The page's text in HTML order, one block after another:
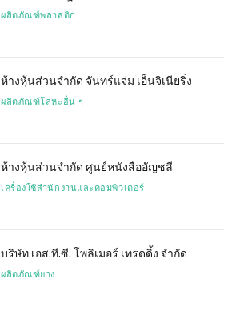
ผลิตภัณฑ์พลาสติก
ห้างหุ้นส่วนจำกัด จันทร์แจ่ม เอ็นจิเนียริ่ง
ผลิตภัณฑ์โลหะอื่น ๆ
ห้างหุ้นส่วนจำกัด ศูนย์หนังสืออัญชลี
เครื่องใช้สำนักงานและคอมพิวเตอร์
บริษัท เอส.ที.ซี. โพลิเมอร์ เทรดดิ้ง จำกัด
ผลิตภัณฑ์ยาง